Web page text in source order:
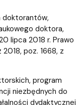
doktorantów,
doktora,
lipca 2018 r. Prawo
poz. 1668, z
program
niezbędnych do
dydaktycznej